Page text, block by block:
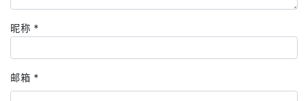
昵称 *
邮箱 *